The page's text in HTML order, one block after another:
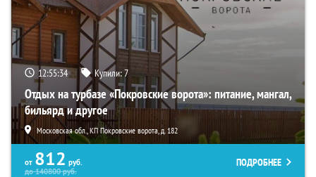
12:55:33 Купили:7
Отдых на турбазе «Покровские ворота»: питание, мангал,
бильярд и другое
Московская обл., КП Покровские ворота, д. 182
от 812 руб.
до140800руб.
ПОДРОБНЕЕ